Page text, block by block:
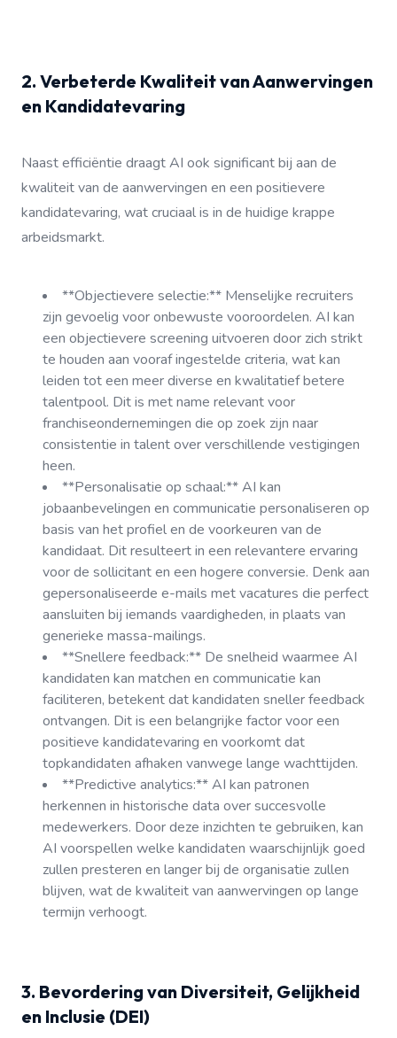
2. Verbeterde Kwaliteit van Aanwervingen
en Kandidatevaring
Naast efficiëntie draagt AI ook significant bij aan de
kwaliteit van de aanwervingen en een positievere
kandidatevaring, wat cruciaal is in de huidige krappe
arbeidsmarkt.
**Objectievere selectie:** Menselijke recruiters
zijn gevoelig voor onbewuste vooroordelen. AI kan
een objectievere screening uitvoeren door zich strikt
te houden aan vooraf ingestelde criteria, wat kan
leiden tot een meer diverse en kwalitatief betere
talentpool. Dit is met name relevant voor
franchiseondernemingen die op zoek zijn naar
consistentie in talent over verschillende vestigingen
heen.
**Personalisatie op schaal:** AI kan
jobaanbevelingen en communicatie personaliseren op
basis van het profiel en de voorkeuren van de
kandidaat. Dit resulteert in een relevantere ervaring
voor de sollicitant en een hogere conversie. Denk aan
gepersonaliseerde e-mails met vacatures die perfect
aansluiten bij iemands vaardigheden, in plaats van
generieke massa-mailings.
**Snellere feedback:** De snelheid waarmee AI
kandidaten kan matchen en communicatie kan
faciliteren, betekent dat kandidaten sneller feedback
ontvangen. Dit is een belangrijke factor voor een
positieve kandidatevaring en voorkomt dat
topkandidaten afhaken vanwege lange wachttijden.
**Predictive analytics:** AI kan patronen
herkennen in historische data over succesvolle
medewerkers. Door deze inzichten te gebruiken, kan
AI voorspellen welke kandidaten waarschijnlijk goed
zullen presteren en langer bij de organisatie zullen
blijven, wat de kwaliteit van aanwervingen op lange
termijn verhoogt.
3. Bevordering van Diversiteit, Gelijkheid
en Inclusie (DEI)